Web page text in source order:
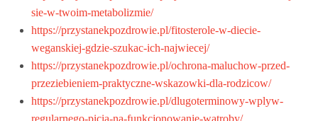
sie-w-twoim-metabolizmie/
https://przystanekpozdrowie.pl/fitosterole-w-diecie-
weganskiej-gdzie-szukac-ich-najwiecej/
https://przystanekpozdrowie.pl/ochrona-maluchow-przed-
przeziebieniem-praktyczne-wskazowki-dla-rodzicow/
https://przystanekpozdrowie.pl/dlugoterminowy-wplyw-
regularnego-picia-na-funkcjonowanie-watroby/